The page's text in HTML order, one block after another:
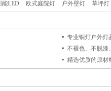
能LED 欧式庭院灯 户外壁灯 草坪灯
专业铜灯户外灯
不褪色、不脱漆
精选优质的原材